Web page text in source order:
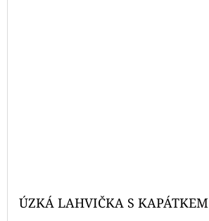
ÚZKÁ LAHVIČKA S KAPÁTKEM